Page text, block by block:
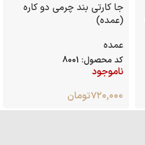
جا کارتی بند چرمی دو کاره
(عمده)
عمده
کد محصول: 8001
ناموجود
۷۲۰,۰۰۰تومان